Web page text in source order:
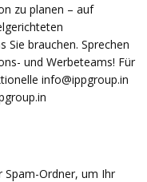
zu planen – auf
Sie brauchen. Sprechen
und Werbeteams! Für
info@ippgroup.in
Spam-Ordner, um Ihr